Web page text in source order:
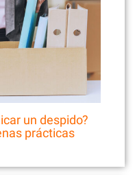
un despido?
prácticas